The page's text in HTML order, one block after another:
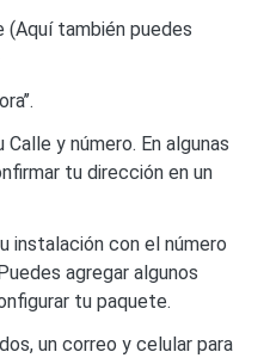
(Aquí también puedes
y número. En algunas
tu dirección en un
instalación con el número
agregar algunos
tu paquete.
un correo y celular para